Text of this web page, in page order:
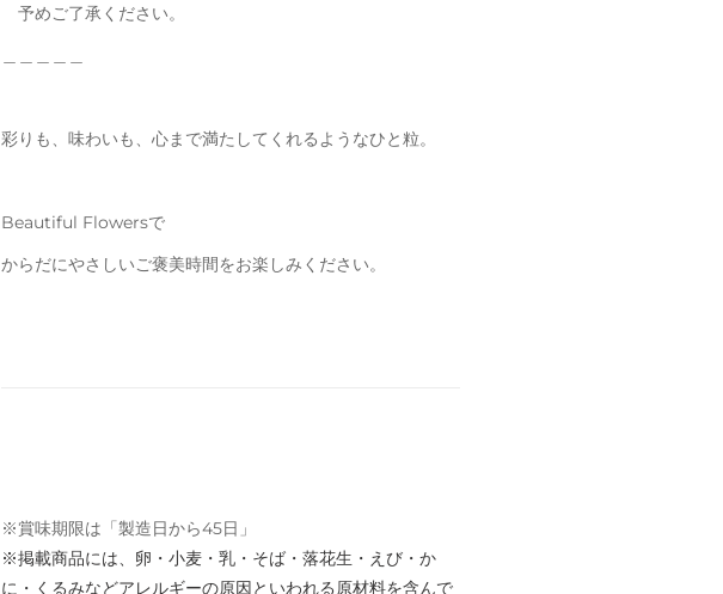
予めご了承ください。
彩りも、味わいも、心まで満たしてくれるようなひと粒。
Beautiful Flowersで
からだにやさしいご褒美時間をお楽しみください。
※賞味期限は「製造日から45日」
※掲載商品には、卵・小麦・乳・そば・落花生・えび・か
に・くるみなどアレルギーの原因といわれる原材料を含んで